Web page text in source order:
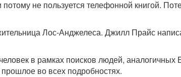
не пользуется телефонной книгой.
Лос-Анджелеса. Джилл Прайс
в рамках поисков людей,
во всех подробностях.